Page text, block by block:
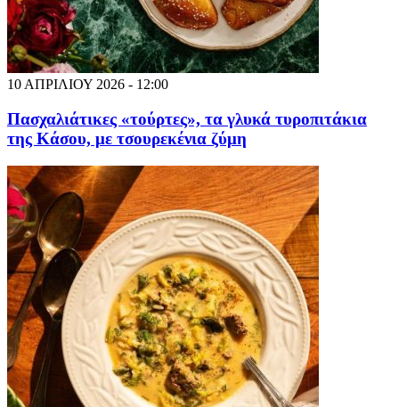
10 ΑΠΡΙΛΙΟΥ 2026 - 12:00
Πασχαλιάτικες «τούρτες», τα γλυκά τυροπιτάκια
της Κάσου, με τσουρεκένια ζύμη